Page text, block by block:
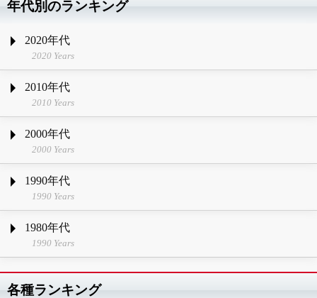
年代別のランキング
2020年代
2020 Years
2010年代
2010 Years
2000年代
2000 Years
1990年代
1990 Years
1980年代
1990 Years
各種ランキング